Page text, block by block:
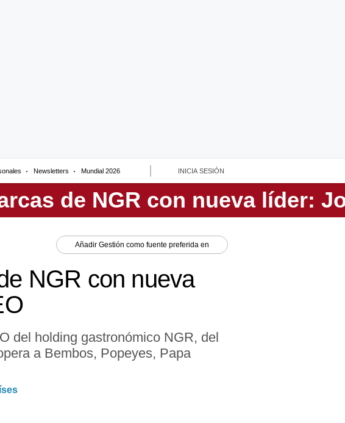
Newsletters Mundial 2026 INICIA SESIÓN
Añadir Gestión como fuente preferida en
NGR con nueva
del holding gastronómico NGR, del
a Bembos, Popeyes, Papa